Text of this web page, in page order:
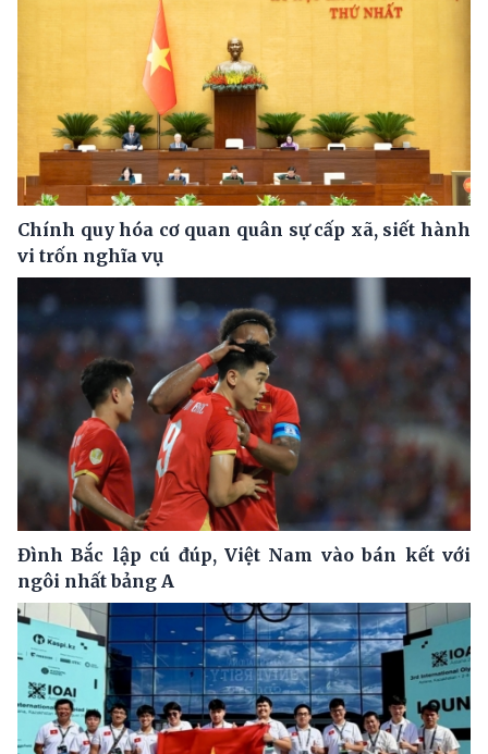
Chính quy hóa cơ quan quân sự cấp xã, siết hành
vi trốn nghĩa vụ
Đình Bắc lập cú đúp, Việt Nam vào bán kết với
ngôi nhất bảng A